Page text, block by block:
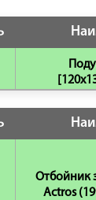
Отбойник
Actros